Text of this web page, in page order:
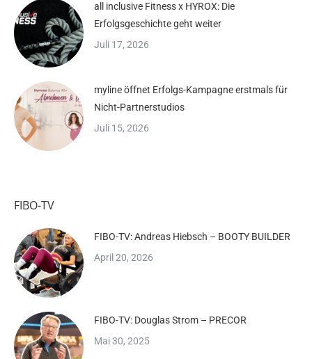
all inclusive Fitness x HYROX: Die
Erfolgsgeschichte geht weiter
Juli 17, 2026
myline öffnet Erfolgs-Kampagne erstmals für
Nicht-Partnerstudios
Juli 15, 2026
FIBO-TV
FIBO-TV: Andreas Hiebsch – BOOTY BUILDER
April 20, 2026
FIBO-TV: Douglas Strom – PRECOR
Mai 30, 2025